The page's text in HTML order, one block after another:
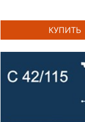
КУПИТЬ